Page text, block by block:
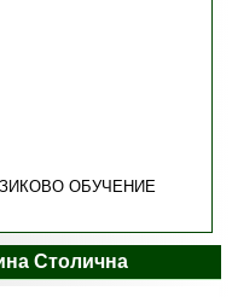
ОБУЧЕНИЕ
Столична